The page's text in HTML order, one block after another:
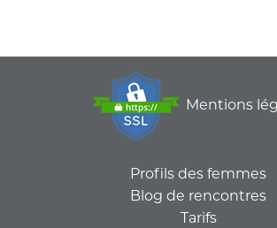
Mentions
Profils des femmes
Blog de rencontres
Tarifs